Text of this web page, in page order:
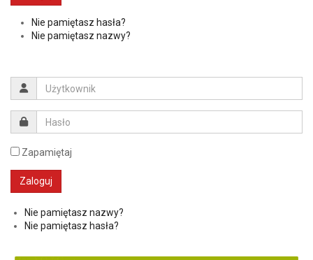
Nie pamiętasz hasła?
Nie pamiętasz nazwy?
Zapamiętaj
Nie pamiętasz nazwy?
Nie pamiętasz hasła?